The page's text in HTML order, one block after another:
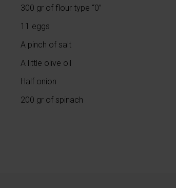
300 gr of flour type “0”
11 eggs
A pinch of salt
A little olive oil
Half onion
200 gr of spinach